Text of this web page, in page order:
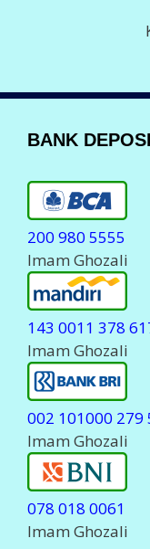
BANK
200 980 5555
Imam Ghozali
143 0011 378
Imam Ghozali
002 101000 279
Imam Ghozali
078 018 0061
Imam Ghozali